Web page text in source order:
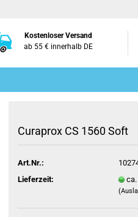
Kostenloser Versand
ab 55 € innerhalb DE
Curaprox CS 1560 Soft
Art.Nr.:
Lieferzeit:
ca.